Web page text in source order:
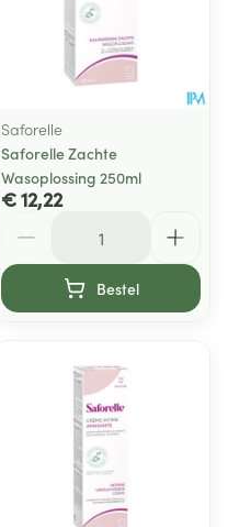
Saforelle
Saforelle Zachte
Wasoplossing 250ml
€ 12,22
Bestel